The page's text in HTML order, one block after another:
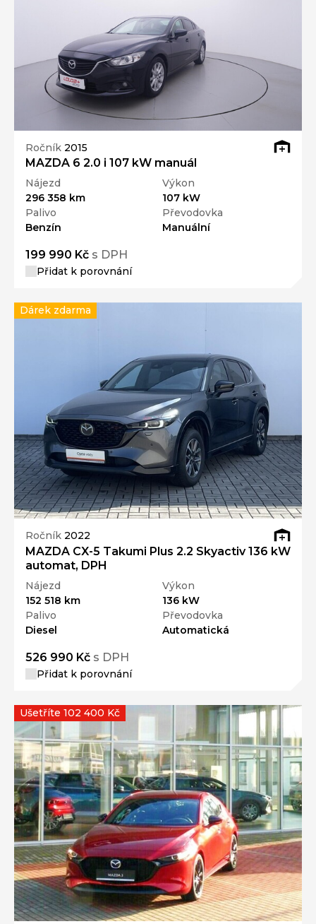
Ročník 2015
MAZDA 6 2.0 i 107 kW manuál
Nájezd
296 358 km
Výkon
107 kW
Palivo
Benzín
Převodovka
Manuální
199 990 Kč s DPH
Přidat k porovnání
Ročník 2022
MAZDA CX-5 Takumi Plus 2.2 Skyactiv 136 kW
automat, DPH
Nájezd
152 518 km
Výkon
136 kW
Palivo
Diesel
Převodovka
Automatická
526 990 Kč s DPH
Přidat k porovnání
Dárek zdarma
Ušetříte 102 400 Kč